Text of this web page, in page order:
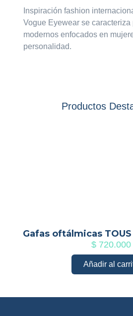
Inspiración fashion
Vogue Eyewear se caracteriza
modernos enfocados en
personalidad.
Productos
Gafas oftálmicas
$ 720.000
Añadir al